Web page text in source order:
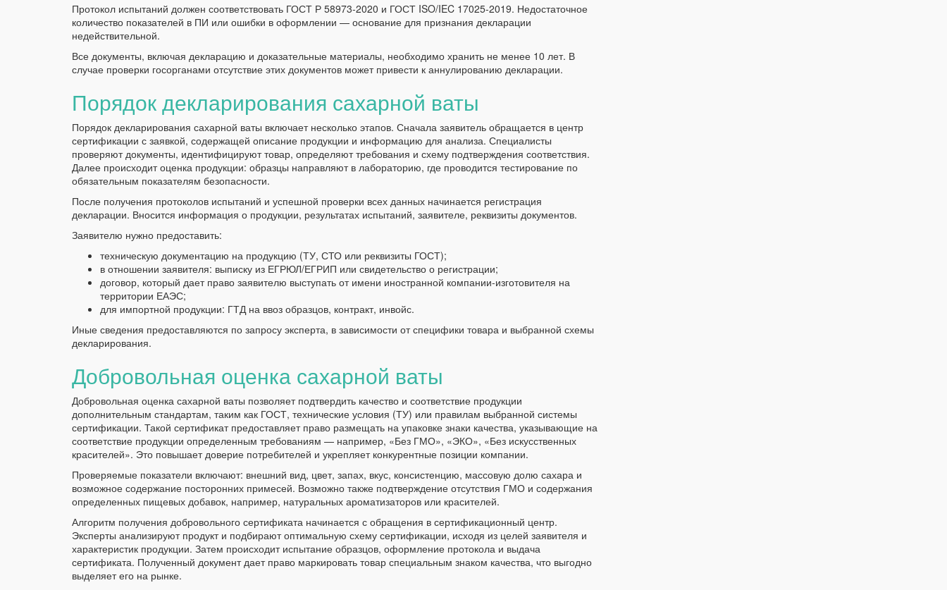
Протокол испытаний должен соответствовать ГОСТ Р 58973-2020 и ГОСТ ISO/IEC 17025-2019. Недостаточное
количество показателей в ПИ или ошибки в оформлении — основание для признания декларации
недействительной.
Все документы, включая декларацию и доказательные материалы, необходимо хранить не менее 10 лет. В
случае проверки госорганами отсутствие этих документов может привести к аннулированию декларации.
Порядок декларирования сахарной ваты
Порядок декларирования сахарной ваты включает несколько этапов. Сначала заявитель обращается в центр
сертификации с заявкой, содержащей описание продукции и информацию для анализа. Специалисты
проверяют документы, идентифицируют товар, определяют требования и схему подтверждения соответствия.
Далее происходит оценка продукции: образцы направляют в лабораторию, где проводится тестирование по
обязательным показателям безопасности.
После получения протоколов испытаний и успешной проверки всех данных начинается регистрация
декларации. Вносится информация о продукции, результатах испытаний, заявителе, реквизиты документов.
Заявителю нужно предоставить:
техническую документацию на продукцию (ТУ, СТО или реквизиты ГОСТ);
в отношении заявителя: выписку из ЕГРЮЛ/ЕГРИП или свидетельство о регистрации;
договор, который дает право заявителю выступать от имени иностранной компании-изготовителя на
территории ЕАЭС;
для импортной продукции: ГТД на ввоз образцов, контракт, инвойс.
Иные сведения предоставляются по запросу эксперта, в зависимости от специфики товара и выбранной схемы
декларирования.
Добровольная оценка сахарной ваты
Добровольная оценка сахарной ваты позволяет подтвердить качество и соответствие продукции
дополнительным стандартам, таким как ГОСТ, технические условия (ТУ) или правилам выбранной системы
сертификации. Такой сертификат предоставляет право размещать на упаковке знаки качества, указывающие на
соответствие продукции определенным требованиям — например, «Без ГМО», «ЭКО», «Без искусственных
красителей». Это повышает доверие потребителей и укрепляет конкурентные позиции компании.
Проверяемые показатели включают: внешний вид, цвет, запах, вкус, консистенцию, массовую долю сахара и
возможное содержание посторонних примесей. Возможно также подтверждение отсутствия ГМО и содержания
определенных пищевых добавок, например, натуральных ароматизаторов или красителей.
Алгоритм получения добровольного сертификата начинается с обращения в сертификационный центр.
Эксперты анализируют продукт и подбирают оптимальную схему сертификации, исходя из целей заявителя и
характеристик продукции. Затем происходит испытание образцов, оформление протокола и выдача
сертификата. Полученный документ дает право маркировать товар специальным знаком качества, что выгодно
выделяет его на рынке.